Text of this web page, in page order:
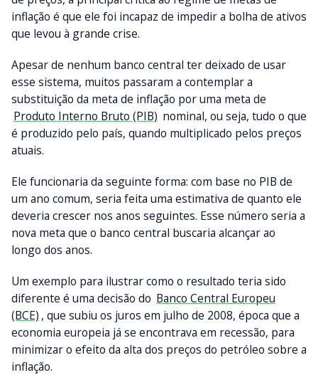
inflação é que ele foi incapaz de impedir a bolha de ativos
que levou à grande crise.
Apesar de nenhum banco central ter deixado de usar
esse sistema, muitos passaram a contemplar a
substituição da meta de inflação por uma meta de
Produto Interno Bruto (PIB) nominal, ou seja, tudo o que
é produzido pelo país, quando multiplicado pelos preços
atuais.
Ele funcionaria da seguinte forma: com base no PIB de
um ano comum, seria feita uma estimativa de quanto ele
deveria crescer nos anos seguintes. Esse número seria a
nova meta que o banco central buscaria alcançar ao
longo dos anos.
Um exemplo para ilustrar como o resultado teria sido
diferente é uma decisão do Banco Central Europeu
(BCE) , que subiu os juros em julho de 2008, época que a
economia europeia já se encontrava em recessão, para
minimizar o efeito da alta dos preços do petróleo sobre a
inflação.